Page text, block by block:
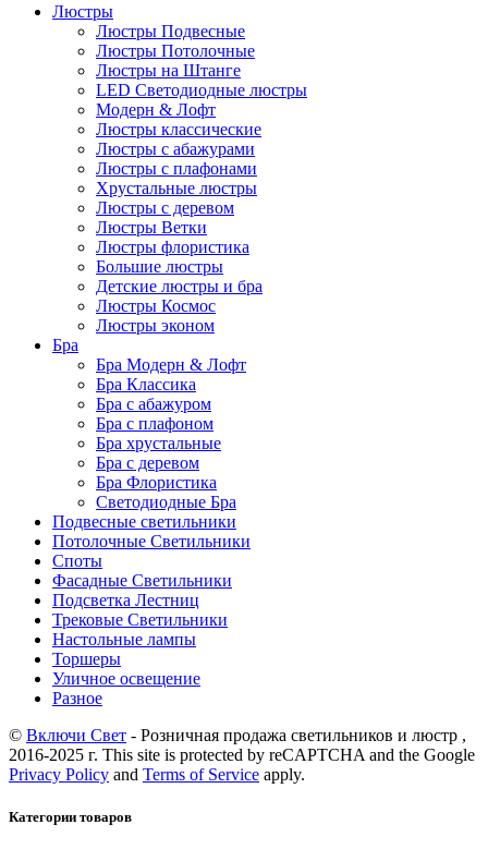
Люстры
Люстры Подвесные
Люстры Потолочные
Люстры на Штанге
LED Светодиодные люстры
Модерн & Лофт
Люстры классические
Люстры с абажурами
Люстры с плафонами
Хрустальные люстры
Люстры с деревом
Люстры Ветки
Люстры флористика
Большие люстры
Детские люстры и бра
Люстры Космос
Люстры эконом
Бра
Бра Модерн & Лофт
Бра Классика
Бра с абажуром
Бра с плафоном
Бра хрустальные
Бра с деревом
Бра Флористика
Светодиодные Бра
Подвесные светильники
Потолочные Светильники
Споты
Фасадные Светильники
Подсветка Лестниц
Трековые Светильники
Настольные лампы
Торшеры
Уличное освещение
Разное
© Включи Свет - Розничная продажа светильников и люстр ,
2016-2025 г. This site is protected by reCAPTCHA and the Google
Privacy Policy and Terms of Service apply.
Категории товаров